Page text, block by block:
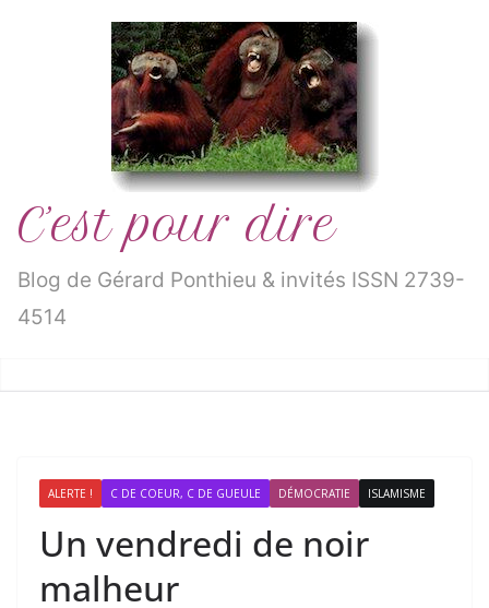
C’est pour dire
Blog de Gérard Ponthieu & invités ISSN 2739-
4514
ALERTE ! C DE COEUR, C DE GUEULE DÉMOCRATIE ISLAMISME
Un vendredi de noir
malheur